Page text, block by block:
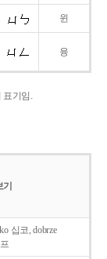
윈
융
표기임.
기
십코, dobrze